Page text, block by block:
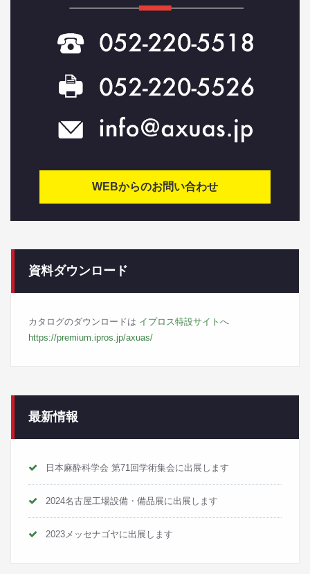
WEBからのお問い合わせ
資料ダウンロード
カタログのダウンロードは イプロス特設サイトへ
https://premium.ipros.jp/axuas/
最新情報
日本麻酔科学会 第71回学術集会に出展します
2024名古屋工場設備・備品展に出展します
2023メッセナゴヤに出展します